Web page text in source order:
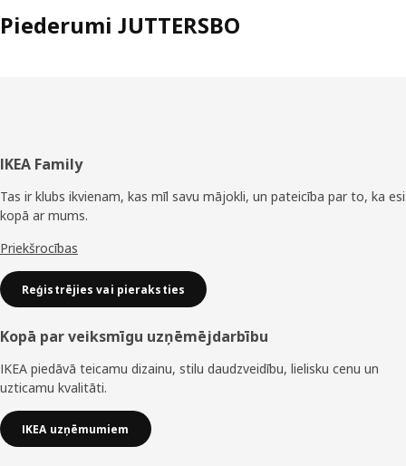
Piederumi JUTTERSBO
Kājene
IKEA Family
Tas ir klubs ikvienam, kas mīl savu mājokli, un pateicība par to, ka esi
kopā ar mums.
Priekšrocības
Reģistrējies vai pieraksties
Kopā par veiksmīgu uzņēmējdarbību
IKEA piedāvā teicamu dizainu, stilu daudzveidību, lielisku cenu un
uzticamu kvalitāti.
IKEA uzņēmumiem